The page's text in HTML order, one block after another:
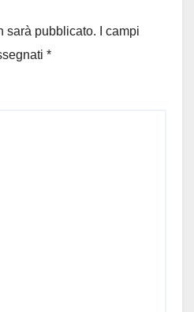
sarà pubblicato.
I campi
*